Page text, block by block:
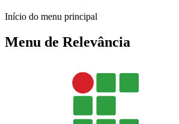
Início do menu principal
Menu de Relevância